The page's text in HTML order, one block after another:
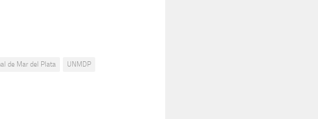
de Mar del Plata UNMDP